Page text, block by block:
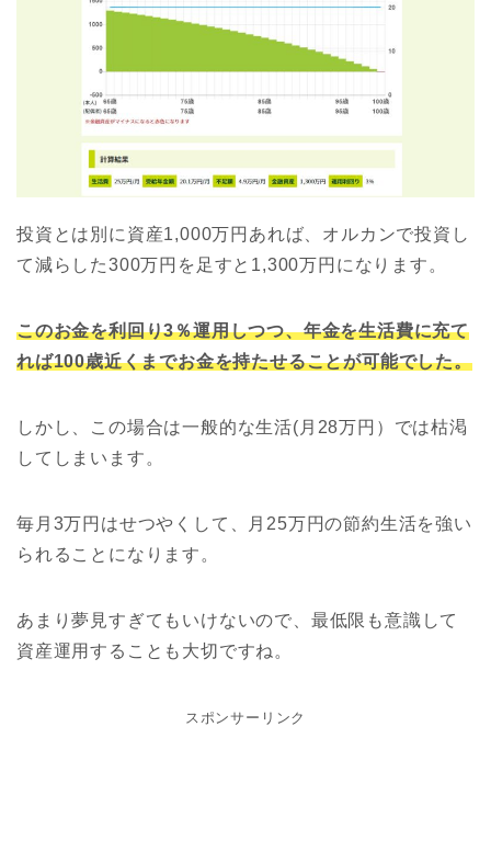
投資とは別に資産1,000万円あれば、オルカンで投資し
て減らした300万円を足すと1,300万円になります。
このお金を利回り3％運用しつつ、年金を生活費に充て
れば100歳近くまでお金を持たせることが可能でした。
しかし、この場合は一般的な生活(月28万円）では枯渇
してしまいます。
毎月3万円はせつやくして、月25万円の節約生活を強い
られることになります。
あまり夢見すぎてもいけないので、最低限も意識して
資産運用することも大切ですね。
スポンサーリンク